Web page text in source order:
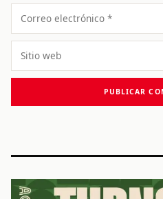
Correo
electrónico
Sitio
web